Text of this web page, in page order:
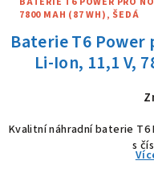
obsah7800 MAH (87 WH), ŠEDÁ
Baterie T6 Power
Li-Ion, 11,1 V,
Kvalitní náhradní baterie
s